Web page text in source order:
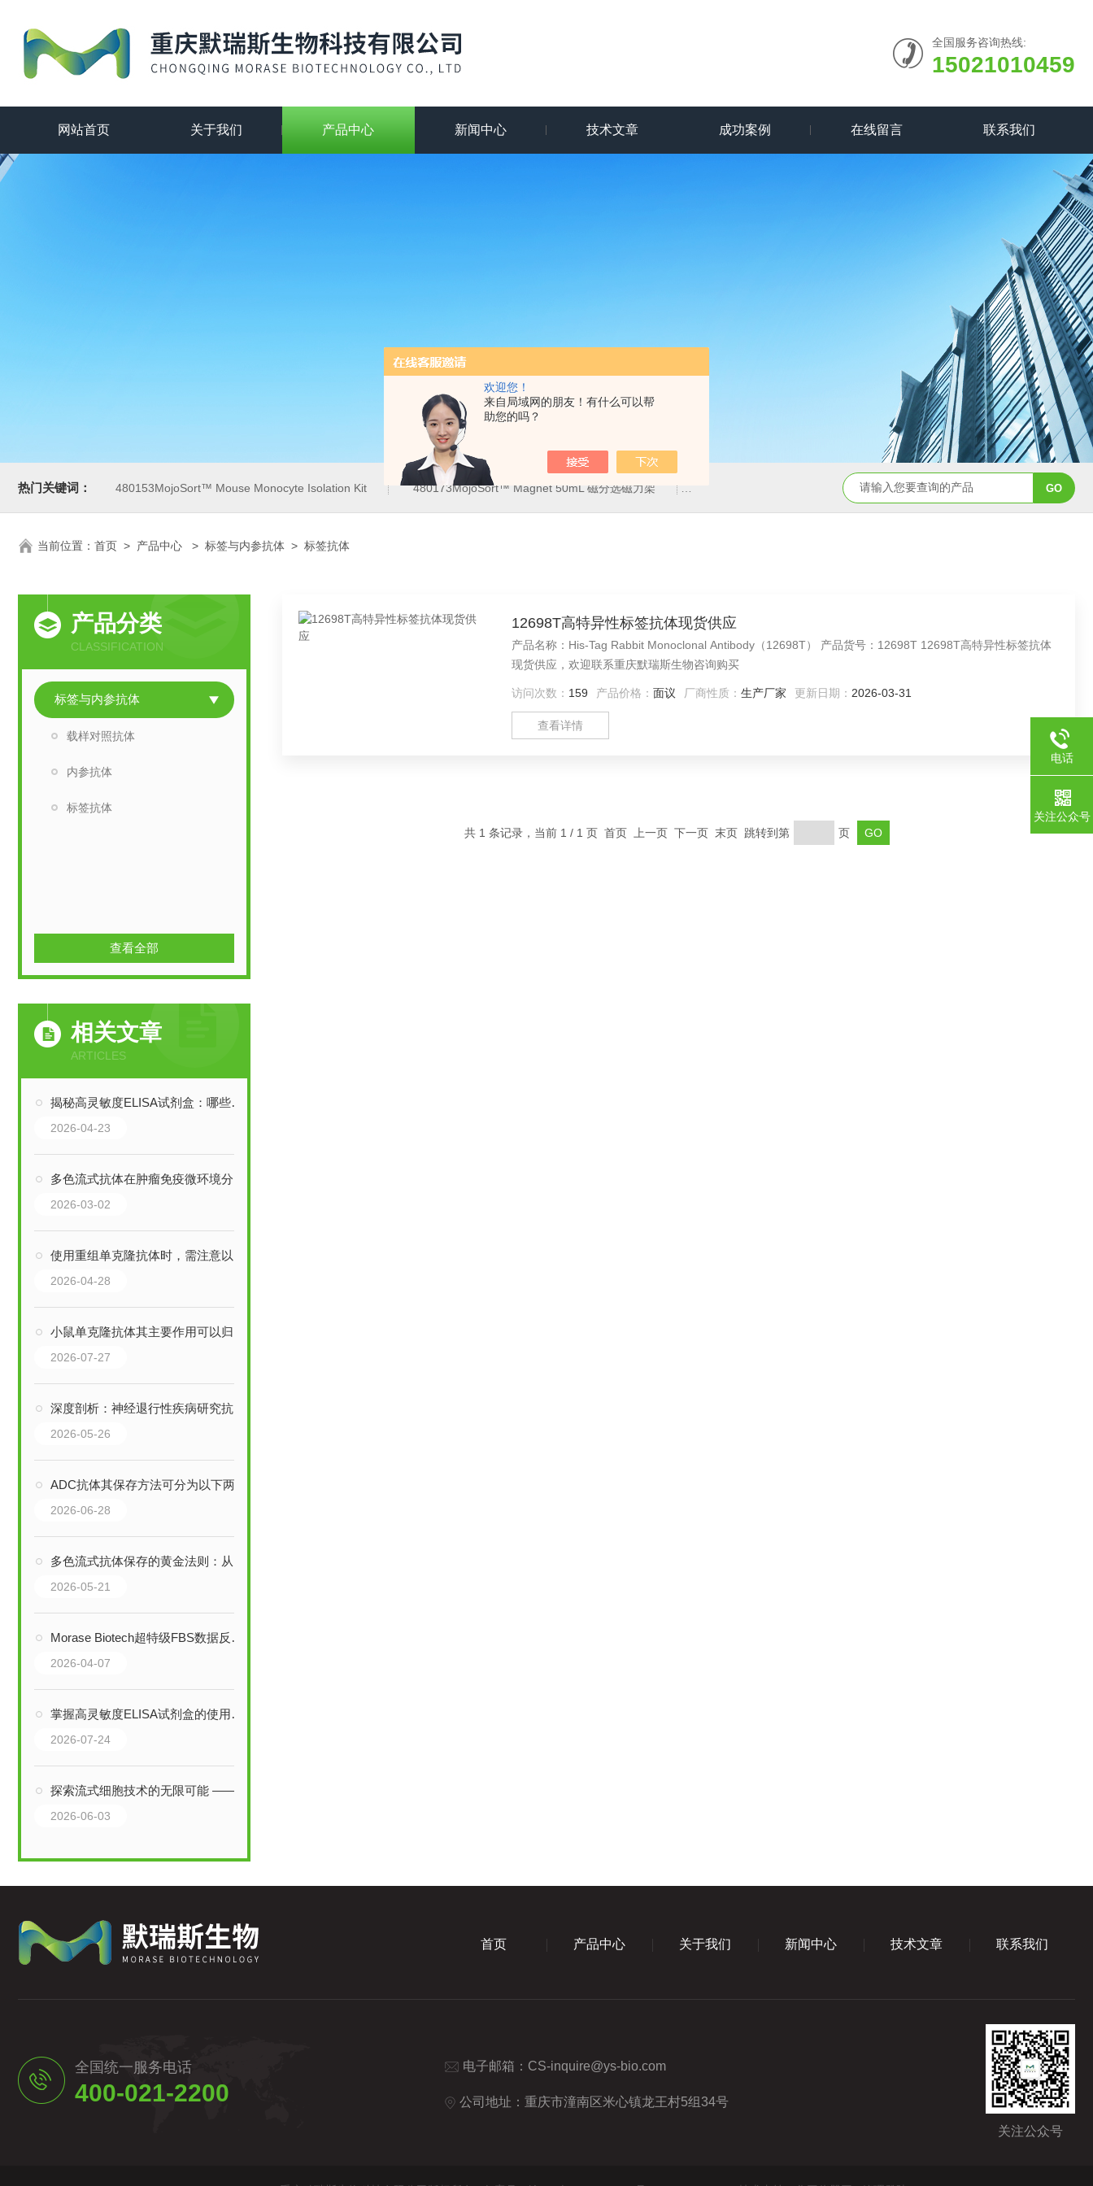
欢迎您！
来自局域网的朋友！有什么可以帮
助您的吗？
全国服务咨询热线:
15021010459
网站首页 关于我们 产品中心 新闻中心 技术文章 成功案例 在线留言 联系我们
热门关键词： 480153MojoSort™ Mouse Monocyte Isolation Kit 480173MojoSort™ Magnet 50mL 磁分选磁力架 400020MojoSort™ Magnet 14mL 磁分选磁力架 现货
当前位置： 首页 > 产品中心 > 标签与内参抗体 > 标签抗体
产品分类
CLASSIFICATION
标签与内参抗体
载样对照抗体
内参抗体
标签抗体
查看全部
相关文章
ARTICLES
揭秘高灵敏度ELISA试剂盒：哪些行业，正靠它突破检测瓶颈？
2026-04-23
多色流式抗体在肿瘤免疫微环境分析中的应用
2026-03-02
使用重组单克隆抗体时，需注意以下事项以确保安全性和有效性
2026-04-28
小鼠单克隆抗体其主要作用可以归纳为以下三大核心领域
2026-07-27
深度剖析：神经退行性疾病研究抗体的特质，如何重塑诊疗逻辑？
2026-05-26
ADC抗体其保存方法可分为以下两个阶段
2026-06-28
多色流式抗体保存的黄金法则：从避光到温控，细节决定实验成败
2026-05-21
Morase Biotech超特级FBS数据反馈大合集：细胞类型覆盖广，客户好评不断
2026-04-07
掌握高灵敏度ELISA试剂盒的使用秘诀！步骤清晰，轻松搞定精准检测
2026-07-24
探索流式细胞技术的无限可能 —— BD Pharmingen 流式抗体
2026-06-03
12698T高特异性标签抗体现货供应
产品名称：His-Tag Rabbit Monoclonal Antibody（12698T） 产品货号：12698T 12698T高特异性标签抗体
现货供应，欢迎联系重庆默瑞斯生物咨询购买
访问次数： 159 产品价格： 面议 厂商性质： 生产厂家 更新日期： 2026-03-31
查看详情
共 1 条记录，当前 1 / 1 页 首页 上一页 下一页 末页 跳转到第 页
首页 产品中心 关于我们 新闻中心 技术文章 联系我们
全国统一服务电话
400-021-2200
电子邮箱： CS-inquire@ys-bio.com
公司地址：重庆市潼南区米心镇龙王村5组34号
关注公众号
电话
关注公众号